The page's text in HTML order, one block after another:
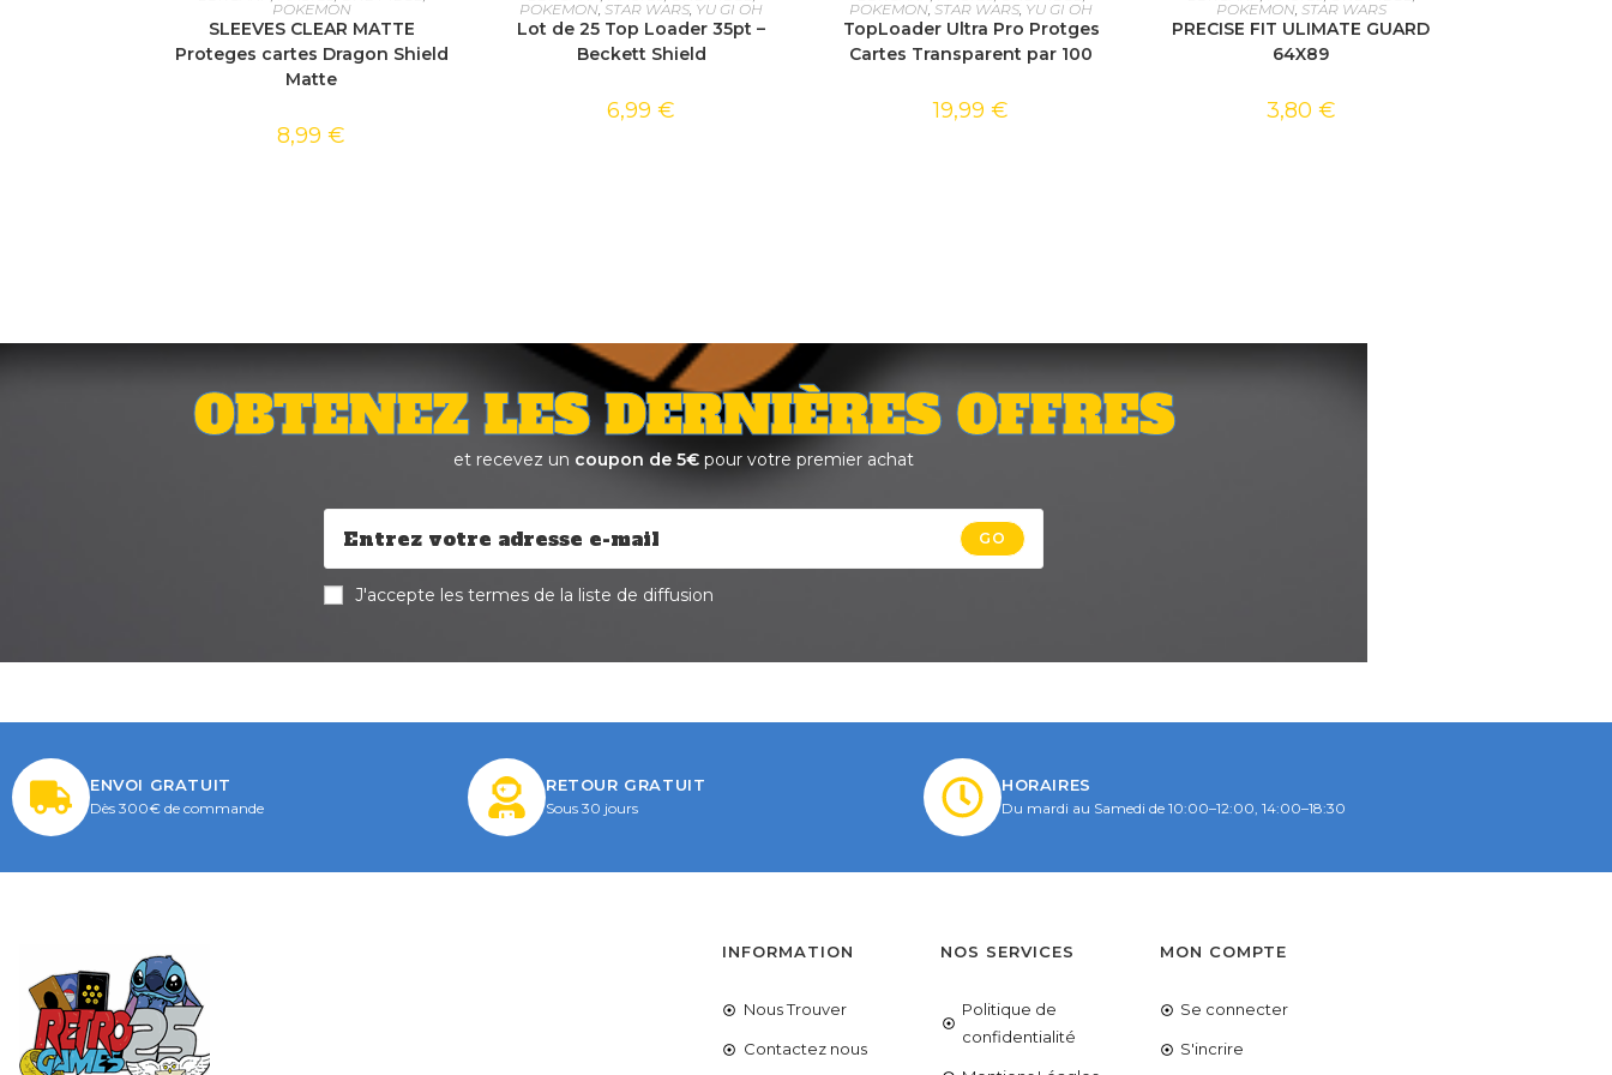
POKEMON
SLEEVES CLEAR MATTE
Proteges cartes Dragon Shield
Matte
8,99 €
POKEMON,STAR WARS YU GI OH
Lot de 25 Top Loader 35pt –
Beckett Shield
6,99 €
POKEMON,STAR WARS YU GI OH
TopLoader Ultra Pro Protges
Cartes Transparent par 100
19,99 €
POKEMON, STAR WARS
PRECISE FIT ULIMATE GUARD
64X89
3,80 €
OBTENEZ LES DERNIÈRES OFFRES
et recevez un coupon de 5€ pour votre premier achat
GO
J'accepte les termes de la liste de diffusion
ENVOI GRATUIT
Dès 300€ de commande
RETOUR GRATUIT
Sous 30 jours
HORAIRES
Du mardi au Samedi de 10:00–12:00, 14:00–18:30
INFORMATION
Nous Trouver
Contactez nous
NOS SERVICES
Politique de
confidentialité
MON COMPTE
Se connecter
S'incrire